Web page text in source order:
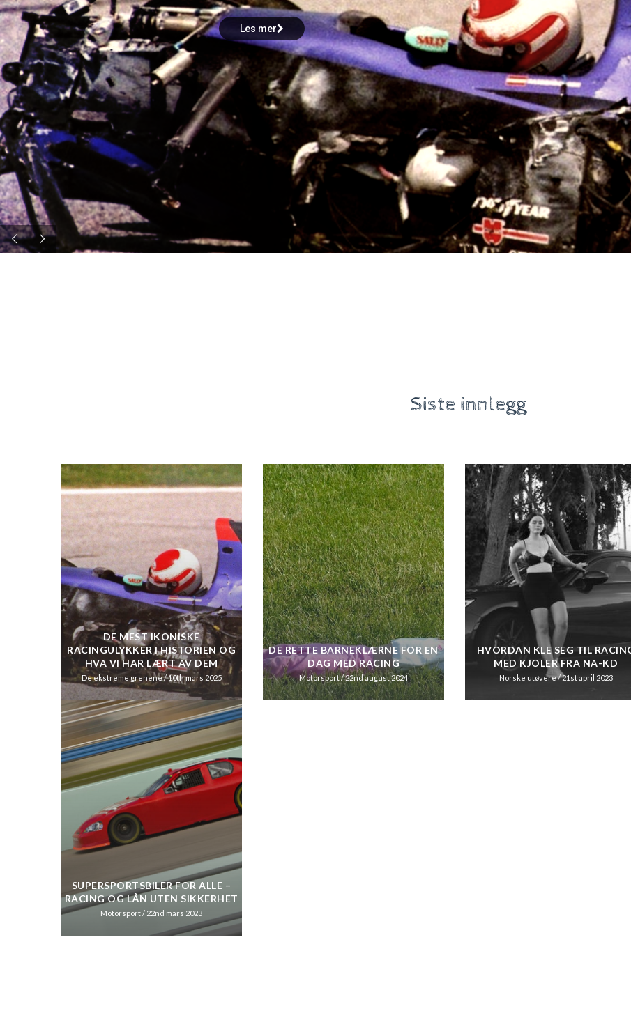
Les mer
Siste innlegg
DE MEST IKONISKE
RACINGULYKKER I HISTORIEN OG
HVA VI HAR LÆRT AV DEM
De ekstreme grenene/ 10th mars 2025
DE RETTE BARNEKLÆRNE FOR EN
DAG MED RACING
Motorsport/ 22nd august 2024
HVORDAN KLE SEG TIL
MED KJOLER FRA NA-KD
Norske utøvere/ 21st april 2023
SUPERSPORTSBILER FOR ALLE –
RACING OG LÅN UTEN SIKKERHET
Motorsport/ 22nd mars 2023